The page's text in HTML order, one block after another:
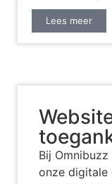
Lees meer
Bij
onze digitale